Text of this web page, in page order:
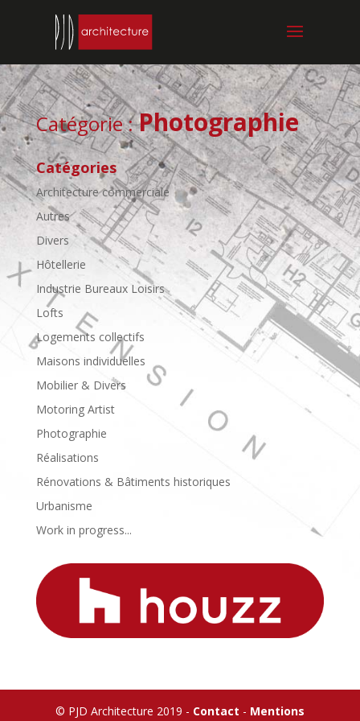
Catégorie :Photographie
Catégories
Architecture commerciale
Autres
Divers
Hôtellerie
Industrie Bureaux Loisirs
Lofts
Logements collectifs
Maisons individuelles
Mobilier & Divers
Motoring Artist
Photographie
Réalisations
Rénovations & Bâtiments historiques
Urbanisme
Work in progress...
© PJD Architecture 2019 - Contact - Mentions